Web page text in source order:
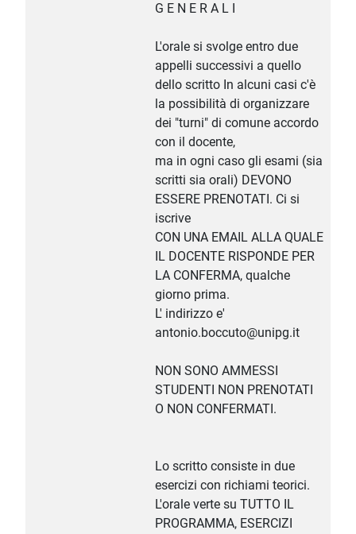
G E N E R A L I
L'orale si svolge entro due
appelli successivi a quello
dello scritto In alcuni casi c'è
la possibilità di organizzare
dei "turni" di comune accordo
con il docente,
ma in ogni caso gli esami (sia
scritti sia orali) DEVONO
ESSERE PRENOTATI. Ci si
iscrive
CON UNA EMAIL ALLA QUALE
IL DOCENTE RISPONDE PER
LA CONFERMA, qualche
giorno prima.
L' indirizzo e'
antonio.boccuto@unipg.it
NON SONO AMMESSI
STUDENTI NON PRENOTATI
O NON CONFERMATI.
Lo scritto consiste in due
esercizi con richiami teorici.
L'orale verte su TUTTO IL
PROGRAMMA, ESERCIZI